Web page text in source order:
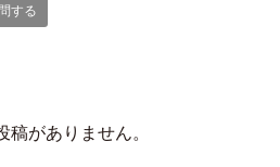
する
稿がありません。